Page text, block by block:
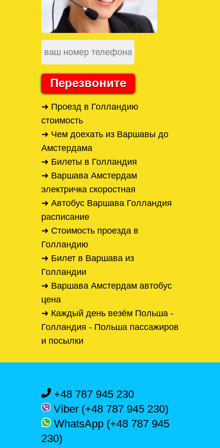
Перезвоните
➜ Проезд в Голландию
стоимость
➜ Чем доехать из Варшавы до
Амстердама
➜ Билеты в Голландия
➜ Варшава Амстердам
электричка скоростная
➜ Автобус Варшава Голландия
расписание
➜ Стоимость проезда в
Голландию
➜ Билет в Варшава из
Голландии
➜ Варшава Амстердам автобус
цена
➜ Каждый день везём Польша -
Голландия - Польша пассажиров
и посылки
+48 787 945 230
Viber (+48 787 945 230)
WhatsApp (+48 787 945
230)